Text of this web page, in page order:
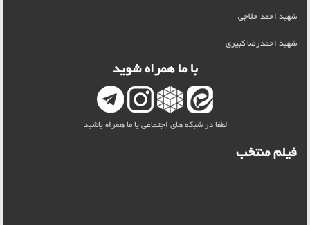
شهید احمد حلاجی
شهید احمدرضا کبیری
با ما همراه شوید
لطفا در شبکه های اجتماعی با ما همراه باشید
فیلم منتخب